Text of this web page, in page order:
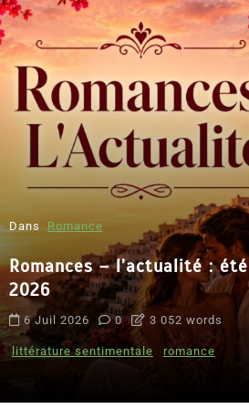
Dans Romance
Romances – l’actualité : été
2026
6 Juil 2026 0 3 052 words
littérature sentimentale romance